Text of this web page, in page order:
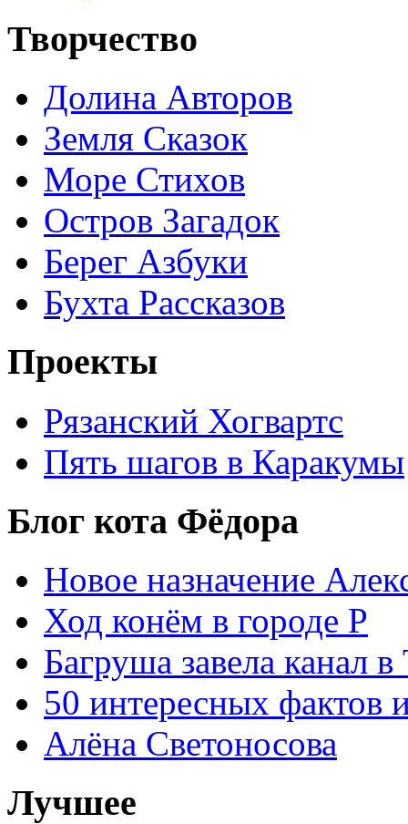
Творчество
Долина Авторов
Земля Сказок
Море Стихов
Остров Загадок
Берег Азбуки
Бухта Рассказов
Проекты
Рязанский Хогвартс
Пять шагов в Каракумы
Блог кота Фёдора
Новое назначение
Ход конём в городе Р
Багруша завела канал в
50 интересных фактов
Алёна Светоносова
Лучшее